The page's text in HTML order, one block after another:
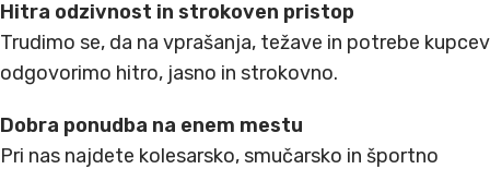
Hitra odzivnost in strokoven pristop
Trudimo se, da na vprašanja, težave in potrebe kupcev
odgovorimo hitro, jasno in strokovno.
Dobra ponudba na enem mestu
Pri nas najdete kolesarsko, smučarsko in športno